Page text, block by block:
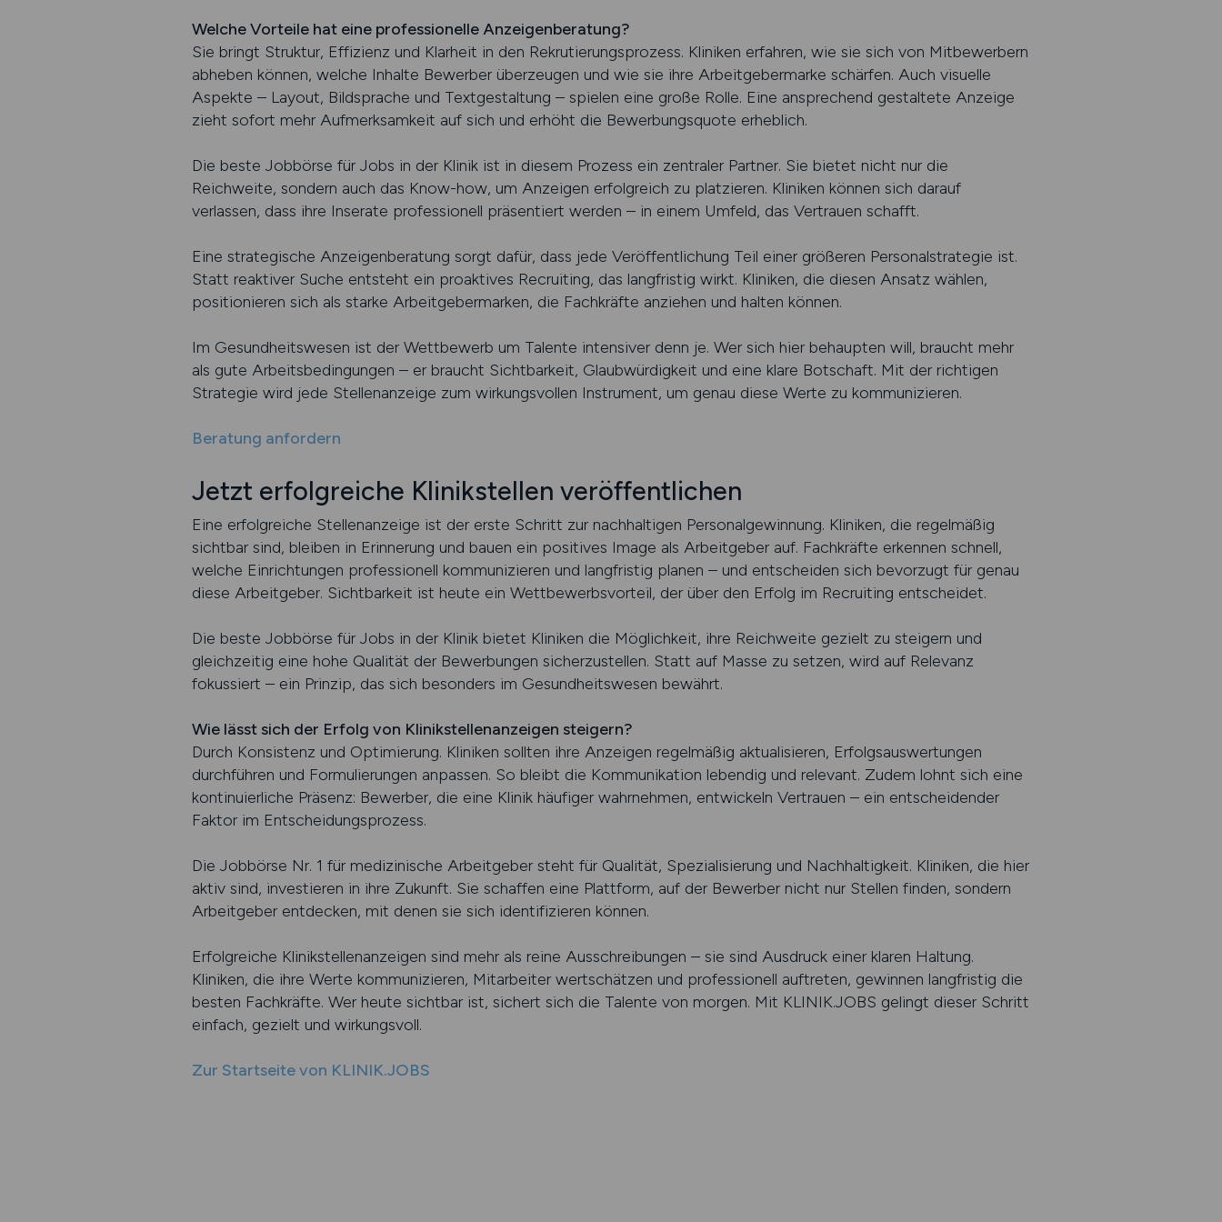
Welche Vorteile hat eine professionelle Anzeigenberatung?
Sie bringt Struktur, Effizienz und Klarheit in den Rekrutierungsprozess. Kliniken erfahren, wie sie sich von Mitbewerbern
abheben können, welche Inhalte Bewerber überzeugen und wie sie ihre Arbeitgebermarke schärfen. Auch visuelle
Aspekte – Layout, Bildsprache und Textgestaltung – spielen eine große Rolle. Eine ansprechend gestaltete Anzeige
zieht sofort mehr Aufmerksamkeit auf sich und erhöht die Bewerbungsquote erheblich.
Die beste Jobbörse für Jobs in der Klinik ist in diesem Prozess ein zentraler Partner. Sie bietet nicht nur die
Reichweite, sondern auch das Know-how, um Anzeigen erfolgreich zu platzieren. Kliniken können sich darauf
verlassen, dass ihre Inserate professionell präsentiert werden – in einem Umfeld, das Vertrauen schafft.
Eine strategische Anzeigenberatung sorgt dafür, dass jede Veröffentlichung Teil einer größeren Personalstrategie ist.
Statt reaktiver Suche entsteht ein proaktives Recruiting, das langfristig wirkt. Kliniken, die diesen Ansatz wählen,
positionieren sich als starke Arbeitgebermarken, die Fachkräfte anziehen und halten können.
Im Gesundheitswesen ist der Wettbewerb um Talente intensiver denn je. Wer sich hier behaupten will, braucht mehr
als gute Arbeitsbedingungen – er braucht Sichtbarkeit, Glaubwürdigkeit und eine klare Botschaft. Mit der richtigen
Strategie wird jede Stellenanzeige zum wirkungsvollen Instrument, um genau diese Werte zu kommunizieren.
Beratung anfordern
Jetzt erfolgreiche Klinikstellen veröffentlichen
Eine erfolgreiche Stellenanzeige ist der erste Schritt zur nachhaltigen Personalgewinnung. Kliniken, die regelmäßig
sichtbar sind, bleiben in Erinnerung und bauen ein positives Image als Arbeitgeber auf. Fachkräfte erkennen schnell,
welche Einrichtungen professionell kommunizieren und langfristig planen – und entscheiden sich bevorzugt für genau
diese Arbeitgeber. Sichtbarkeit ist heute ein Wettbewerbsvorteil, der über den Erfolg im Recruiting entscheidet.
Die beste Jobbörse für Jobs in der Klinik bietet Kliniken die Möglichkeit, ihre Reichweite gezielt zu steigern und
gleichzeitig eine hohe Qualität der Bewerbungen sicherzustellen. Statt auf Masse zu setzen, wird auf Relevanz
fokussiert – ein Prinzip, das sich besonders im Gesundheitswesen bewährt.
Wie lässt sich der Erfolg von Klinikstellenanzeigen steigern?
Durch Konsistenz und Optimierung. Kliniken sollten ihre Anzeigen regelmäßig aktualisieren, Erfolgsauswertungen
durchführen und Formulierungen anpassen. So bleibt die Kommunikation lebendig und relevant. Zudem lohnt sich eine
kontinuierliche Präsenz: Bewerber, die eine Klinik häufiger wahrnehmen, entwickeln Vertrauen – ein entscheidender
Faktor im Entscheidungsprozess.
Die Jobbörse Nr. 1 für medizinische Arbeitgeber steht für Qualität, Spezialisierung und Nachhaltigkeit. Kliniken, die hier
aktiv sind, investieren in ihre Zukunft. Sie schaffen eine Plattform, auf der Bewerber nicht nur Stellen finden, sondern
Arbeitgeber entdecken, mit denen sie sich identifizieren können.
Erfolgreiche Klinikstellenanzeigen sind mehr als reine Ausschreibungen – sie sind Ausdruck einer klaren Haltung.
Kliniken, die ihre Werte kommunizieren, Mitarbeiter wertschätzen und professionell auftreten, gewinnen langfristig die
besten Fachkräfte. Wer heute sichtbar ist, sichert sich die Talente von morgen. Mit KLINIK.JOBS gelingt dieser Schritt
einfach, gezielt und wirkungsvoll.
Zur Startseite von KLINIK.JOBS